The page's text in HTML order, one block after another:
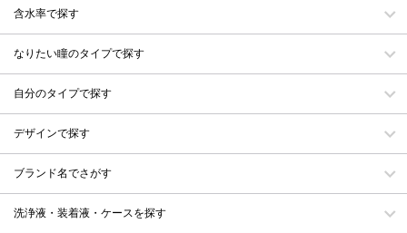
含水率で探す
なりたい瞳のタイプで探す
自分のタイプで探す
デザインで探す
ブランド名でさがす
洗浄液・装着液・ケースを探す